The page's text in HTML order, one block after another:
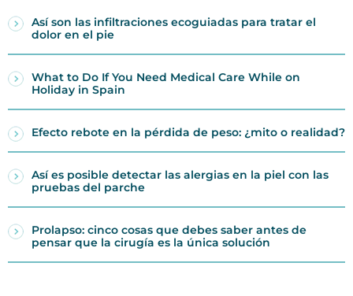
Así son las infiltraciones ecoguiadas para tratar el
dolor en el pie
What to Do If You Need Medical Care While on
Holiday in Spain
Efecto rebote en la pérdida de peso: ¿mito o realidad?
Así es posible detectar las alergias en la piel con las
pruebas del parche
Prolapso: cinco cosas que debes saber antes de
pensar que la cirugía es la única solución